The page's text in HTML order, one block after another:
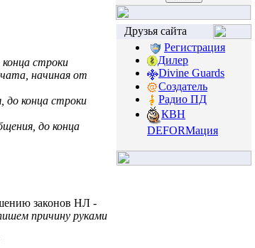
строки
начиная от
до конца строки
до конца
законов НЛ -
причину руками
Друзья сайта
Регистрация
Дилер
Divine Guards
Создатель
Радио ПД
КВН
DEFORМация